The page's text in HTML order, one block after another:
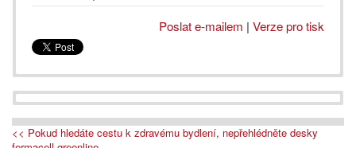
Poslat e-mailem | Verze pro tisk
<< Pokud hledáte cestu k zdravému bydlení, nepřehlédněte desky